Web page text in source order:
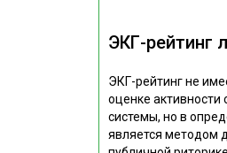
ЭКГ-рейтинг
ЭКГ-рейтинг не
оценке активности
системы, но в
является методом